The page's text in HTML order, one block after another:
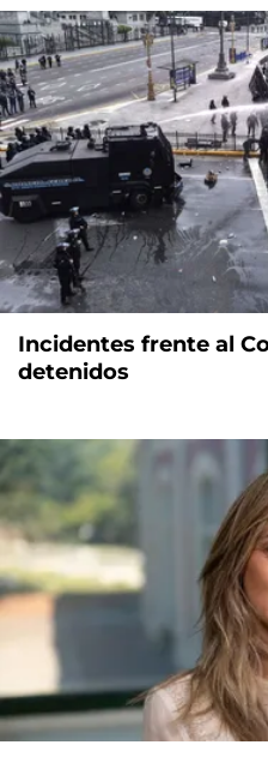
Incidentes frente al
detenidos